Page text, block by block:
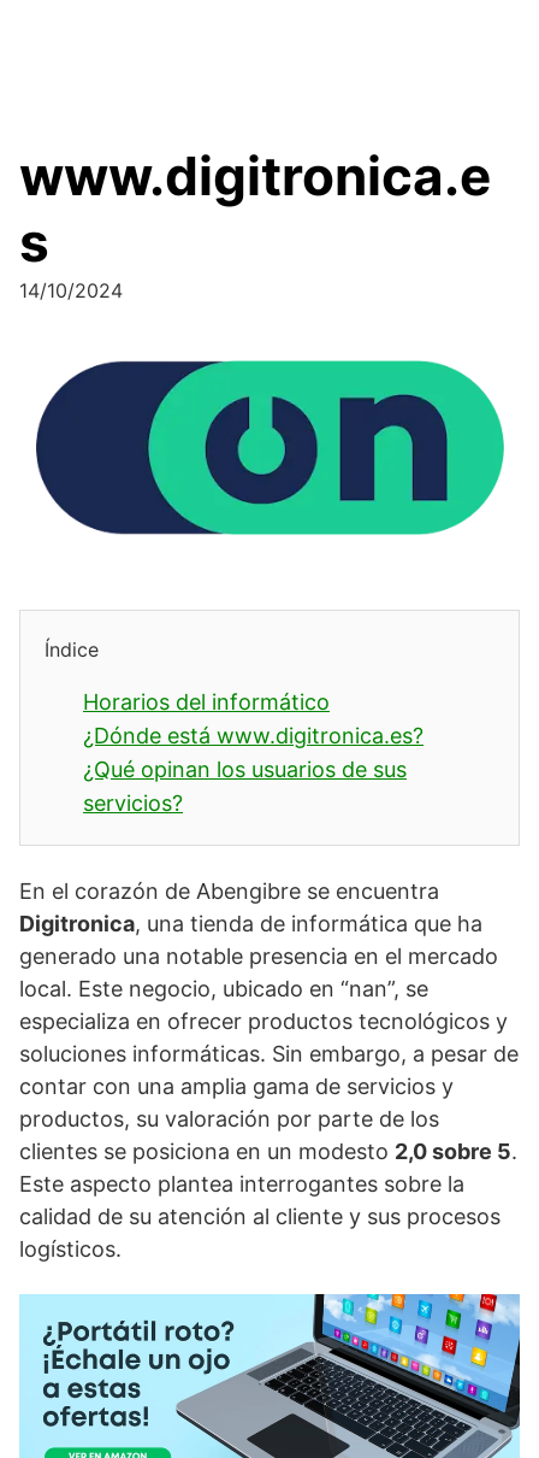
www.digitronica.e
s
14/10/2024
Índice
Horarios del informático
¿Dónde está www.digitronica.es?
¿Qué opinan los usuarios de sus
servicios?
En el corazón de Abengibre se encuentra
Digitronica, una tienda de informática que ha
generado una notable presencia en el mercado
local. Este negocio, ubicado en “nan”, se
especializa en ofrecer productos tecnológicos y
soluciones informáticas. Sin embargo, a pesar de
contar con una amplia gama de servicios y
productos, su valoración por parte de los
clientes se posiciona en un modesto 2,0 sobre 5.
Este aspecto plantea interrogantes sobre la
calidad de su atención al cliente y sus procesos
logísticos.